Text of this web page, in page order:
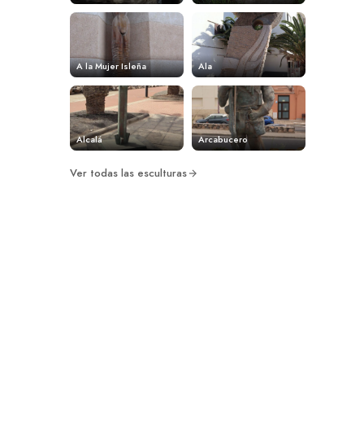
A la Mujer Isleña Ala
Alcalá Arcabucero
Ver todas las esculturas